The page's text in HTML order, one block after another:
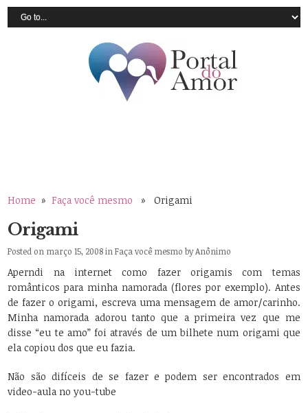
Home » Faça você mesmo » Origami
Origami
Posted on março 15, 2008 inFaça você mesmo byAnônimo
Aperndi na internet como fazer origamis com temas
românticos para minha namorada (flores por exemplo). Antes
de fazer o origami, escreva uma mensagem de amor/carinho.
Minha namorada adorou tanto que a primeira vez que me
disse “eu te amo” foi através de um bilhete num origami que
ela copiou dos que eu fazia.
Não são difíceis de se fazer e podem ser encontrados em
video-aula no you-tube